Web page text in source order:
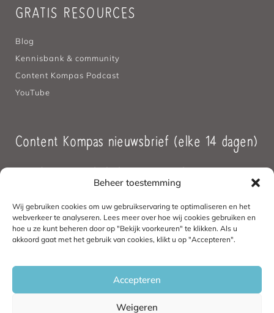
Beheer toestemming
Wij gebruiken cookies om uw gebruikservaring te optimaliseren en het
webverkeer te analyseren. Lees meer over hoe wij cookies gebruiken en
hoe u ze kunt beheren door op "Bekijk voorkeuren" te klikken. Als u
akkoord gaat met het gebruik van cookies, klikt u op "Accepteren".
Accepteren
Weigeren
GRATIS RESOURCES
Blog
Kennisbank & community
Content Kompas Podcast
YouTube
Content Kompas nieuwsbrief (elke 14 dagen)
Handvatten en hulp bij strategische
Aanmelden